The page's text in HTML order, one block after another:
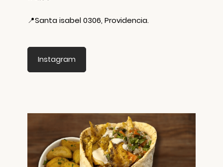
📍Santa isabel 0306, Providencia.
Instagram